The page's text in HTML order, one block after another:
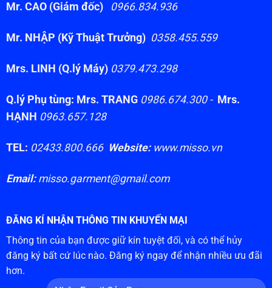
Mr. CAO (Giám đốc) 0966.834.936
Mr. NHẬP (Kỹ Thuật Trưởng) 0358.455.559
Mrs. LINH (Q.lý Máy) 0379.473.298
Q.lý Phụ tùng: Mrs. TRANG 0986.674.300 - Mrs.
HẠNH 0963.657.128
TEL: 02433.800.666 Website:www.misso.vn
Email:misso.garment@gmail.com
ĐĂNG KÍ NHẬN THÔNG TIN KHUYẾN MẠI
Thông tin của bạn được giữ kín tuyệt đối, và có thể hủy
đăng ký bất cứ lúc nào. Đăng ký ngay để nhận nhiều ưu đãi
hơn.